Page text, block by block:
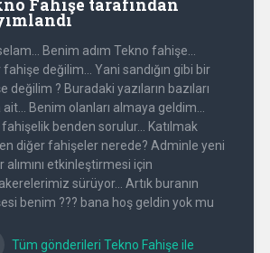
Fahişe tarafından
Benim adım Tekno fahişe...
fahişe değilim... Yani sandığın gibi bir
değilim ? Buradaki yazıların bazıları
Benim olanları almaya geldim...
benden sorulur... Katılmak
diğer fahişeler nerede? Adminle yeni
alımını etkinleştirmesi için
sürüyor... Artık buranın
benim ??? bana hoş geldin yok mu
Tüm gönderileri Tekno Fahişe ile